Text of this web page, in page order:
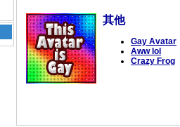
其他
Gay Avatar
Aww lol
Crazy Frog